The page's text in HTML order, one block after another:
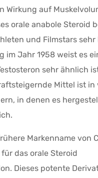
Wirkung auf
orale anabole Steroid
und Filmstars sehr
im Jahr 1958 weist es
sehr ähnlich
Mittel ist in
in denen es
Markenname von
das orale Steroid
Dieses potente